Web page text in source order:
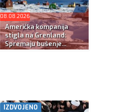
08.08.2026
Američka kompanija
stigla na Grenland:
Spremaju bušenje...
IZDVOJENO